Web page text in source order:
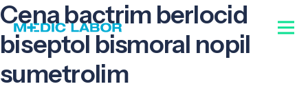
Cena bactrim berlocid
biseptol bismoral nopil
sumetrolim